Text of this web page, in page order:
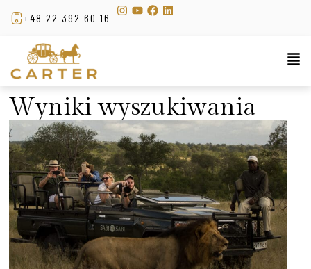
+48 22 392 60 16
Wyniki wyszukiwania